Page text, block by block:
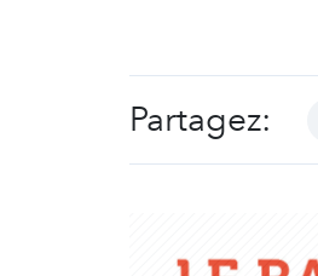
Partagez: